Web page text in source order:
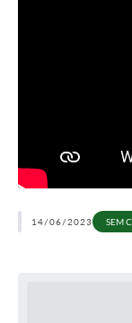
14/06/2023 SEM